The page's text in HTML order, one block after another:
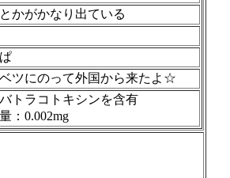
かがかなり出ている
ツにのって外国から来たよ☆
トラコトキシンを含有
：0.002mg